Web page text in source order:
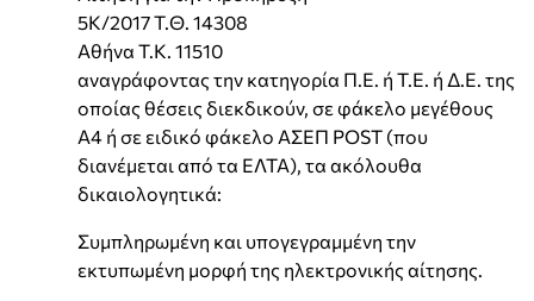
5Κ/2017 Τ.Θ. 14308
Αθήνα Τ.Κ. 11510
αναγράφοντας την κατηγορία Π.Ε. ή Τ.Ε. ή Δ.Ε. της
οποίας θέσεις διεκδικούν, σε φάκελο μεγέθους
Α4 ή σε ειδικό φάκελο ΑΣΕΠ POST (που
διανέμεται από τα ΕΛΤΑ), τα ακόλουθα
δικαιολογητικά:
Συμπληρωμένη και υπογεγραμμένη την
εκτυπωμένη μορφή της ηλεκτρονικής αίτησης.